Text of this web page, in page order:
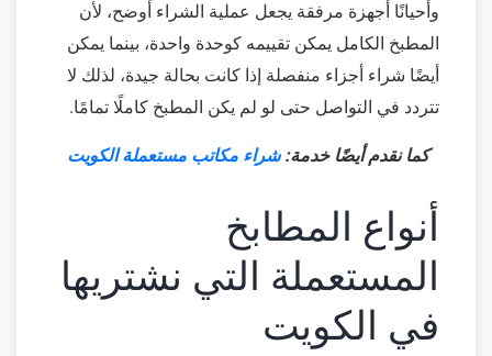
وأحيانًا أجهزة مرفقة يجعل عملية الشراء أوضح، لأن
المطبخ الكامل يمكن تقييمه كوحدة واحدة، بينما يمكن
أيضًا شراء أجزاء منفصلة إذا كانت بحالة جيدة، لذلك لا
تتردد في التواصل حتى لو لم يكن المطبخ كاملًا تمامًا.
كما نقدم أيضًا خدمة:شراء مكاتب مستعملة الكويت
أنواع المطابخ
المستعملة التي نشتريها
في الكويت